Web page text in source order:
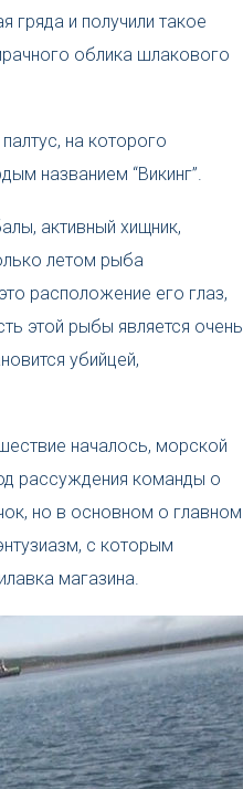
гряда и получили такое
облика шлакового
на которого
названием “Викинг”.
активный хищник,
летом рыба
расположение его глаз,
этой рыбы является очень
убийцей,
началось, морской
рассуждения команды о
но в основном о главном
с которым
магазина.